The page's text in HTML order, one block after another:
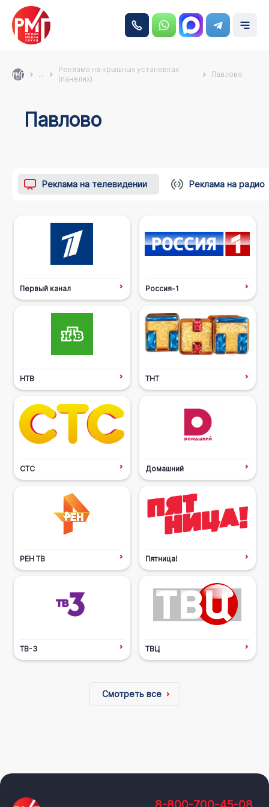
...
Реклама на крышных установках
(панелях)
Павлово
Павлово
Реклама на телевидении Реклама на радио
Первый канал Россия-1
НТВ ТНТ
СТС Домашний
РЕН ТВ Пятница!
ТВ-3 ТВЦ
Смотреть все